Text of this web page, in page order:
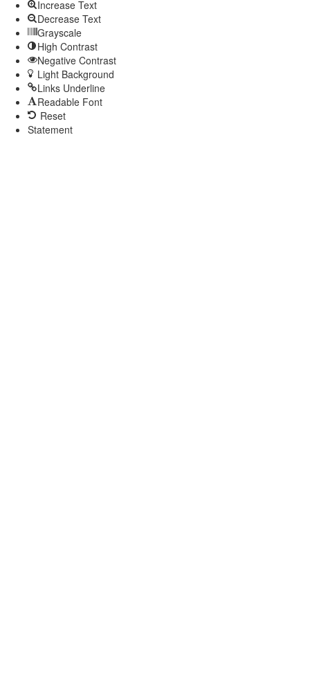
Increase Text
Decrease Text
Grayscale
High Contrast
Negative Contrast
Light Background
Links Underline
Readable Font
Reset
Statement